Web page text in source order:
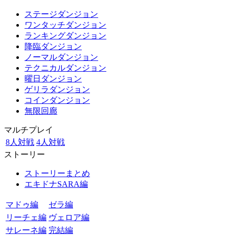
ステージダンジョン
ワンタッチダンジョン
ランキングダンジョン
降臨ダンジョン
ノーマルダンジョン
テクニカルダンジョン
曜日ダンジョン
ゲリラダンジョン
コインダンジョン
無限回廊
マルチプレイ
8人対戦 4人対戦
ストーリー
ストーリーまとめ
エキドナSARA編
マドゥ編
ゼラ編
リーチェ編 ヴェロア編
サレーネ編 完結編